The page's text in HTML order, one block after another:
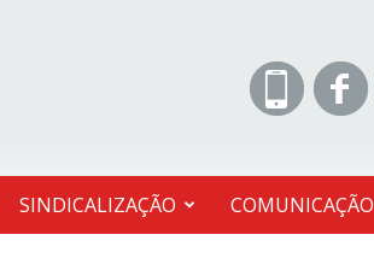
SINDICALIZAÇÃO COMUNICAÇÃO